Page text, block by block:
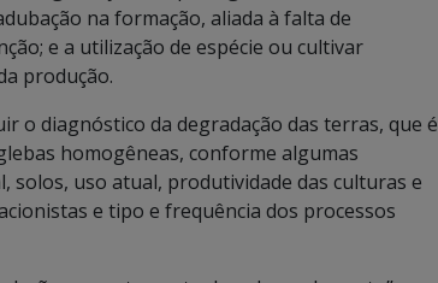
na formação, aliada à falta de
e a utilização de espécie ou cultivar
produção.
o diagnóstico da degradação das terras, que é
homogêneas, conforme algumas
uso atual, produtividade das culturas e
e tipo e frequência dos processos